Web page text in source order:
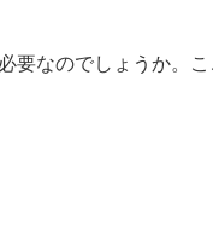
要なのでしょうか。